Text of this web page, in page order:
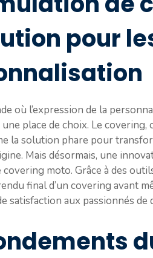
pour
où l’expression de la
place de choix. Le covering,
la solution phare pour
Mais désormais, une
moto. Grâce à des
final d’un covering avant
satisfaction aux passionnés de